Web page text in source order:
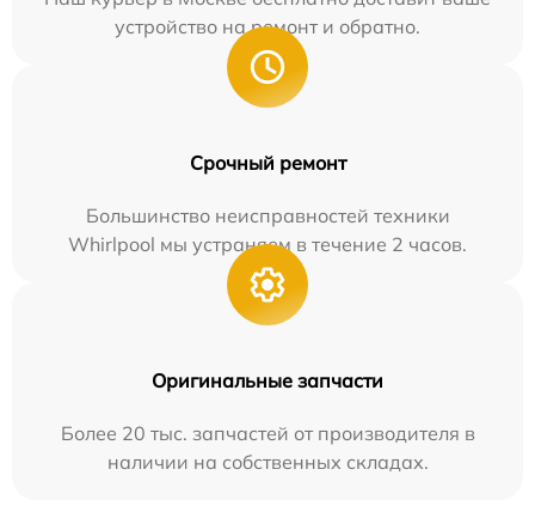
устройство на ремонт и обратно.
Срочный ремонт
Большинство неисправностей техники
Whirlpool мы устраняем в течение 2 часов.
Оригинальные запчасти
Более 20 тыс. запчастей от производителя в
наличии на собственных складах.